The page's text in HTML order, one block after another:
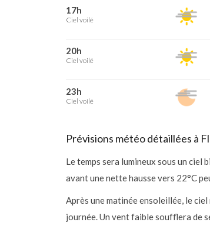
17h
Ciel voilé
20h
Ciel voilé
23h
Ciel voilé
Prévisions météo détaillées à
Le temps sera lumineux sous un ciel
avant une nette hausse vers 22°C
Après une matinée ensoleillée, le
journée. Un vent faible soufflera de